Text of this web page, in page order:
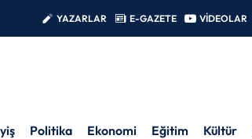
YAZARLAR E-GAZETE VİDEOLAR
Politika Ekonomi Eğitim Kültür